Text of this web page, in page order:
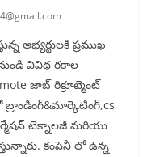
అభ్యర్థులకి ప్రముఖ
నుండి వివిధ రకాల
జాబ్ రిక్రూట్మెంట్
టెక్నాలజీ మరియు
కంపెనీ లో ఉన్న